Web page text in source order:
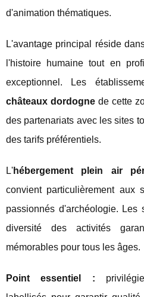
d'animation thématiques.
L'avantage principal réside
l'histoire humaine tout en
exceptionnel. Les
châteaux dordognede cette
des partenariats avec les sites
des tarifs préférentiels.
L'hébergement plein air
convient particulièrement aux
passionnés d'archéologie.
diversité des activités
mémorables pour tous les âges.
Point essentiel :